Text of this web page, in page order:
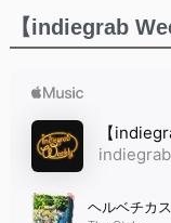
【indiegrab